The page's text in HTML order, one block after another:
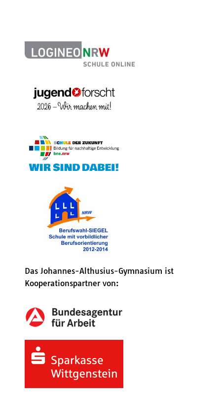
Das Johannes-Althusius-Gymnasium ist
Kooperationspartner von: